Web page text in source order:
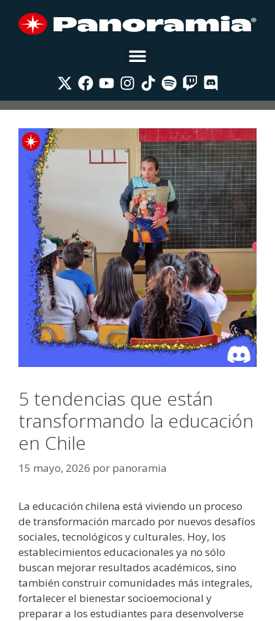
5 tendencias que están
transformando la educación
en Chile
15 mayo, 2026 por panoramia
La educación chilena está viviendo un proceso
de transformación marcado por nuevos desafíos
sociales, tecnológicos y culturales. Hoy, los
establecimientos educacionales ya no sólo
buscan mejorar resultados académicos, sino
también construir comunidades más integrales,
fortalecer el bienestar socioemocional y
preparar a los estudiantes para desenvolverse